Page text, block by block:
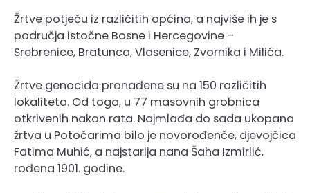
Žrtve potječu iz različitih općina, a najviše ih je s
područja istočne Bosne i Hercegovine –
Srebrenice, Bratunca, Vlasenice, Zvornika i Milića.
Žrtve genocida pronađene su na 150 različitih
lokaliteta. Od toga, u 77 masovnih grobnica
otkrivenih nakon rata. Najmlađa do sada ukopana
žrtva u Potočarima bilo je novorođenče, djevojčica
Fatima Muhić, a najstarija nana Šaha Izmirlić,
rođena 1901. godine.